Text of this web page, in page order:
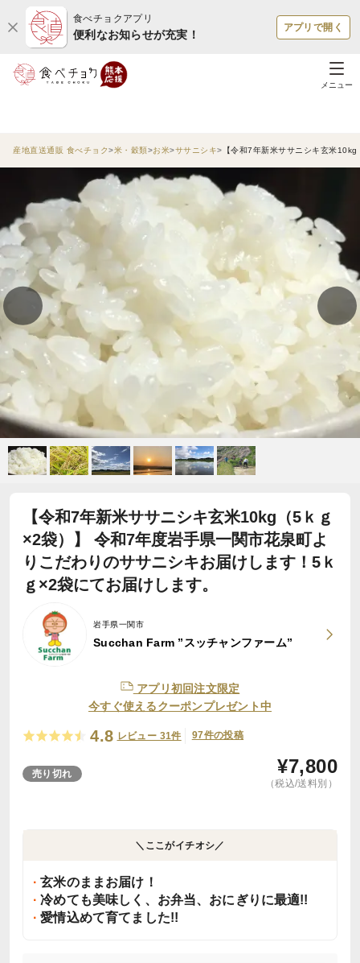
食べチョクアプリ
便利なお知らせが充実！
アプリで開く
メニュー
産地直送通販 食べチョク 米・穀類 お米 ササニシキ 【令和7年新米ササニシキ玄米
【令和7年新米ササニシキ玄米10kg（5ｋｇ
×2袋）】 令和7年度岩手県一関市花泉町よ
りこだわりのササニシキお届けします！5ｋ
ｇ×2袋にてお届けします。
岩手県一関市
Succhan Farm ”スッチャンファーム”
アプリ初回注文限定
今すぐ使えるクーポンプレゼント中
4.8 レビュー 31件 97件の投稿
売り切れ ¥7,800
（税込/送料別）
＼ここがイチオシ／
玄米のままお届け！
冷めても美味しく、お弁当、おにぎりに最適!!
愛情込めて育てました!!